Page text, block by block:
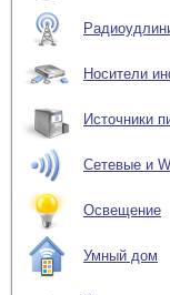
Носители
Источники
Сетевые и
Освещение
Умный дом